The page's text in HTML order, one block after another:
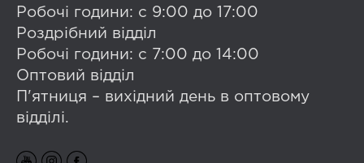
Робочі години: с 9:00 до 17:00
Роздрібний відділ
Робочі години: с 7:00 до 14:00
Оптовий відділ
П'ятниця – вихідний день в оптовому
відділі.